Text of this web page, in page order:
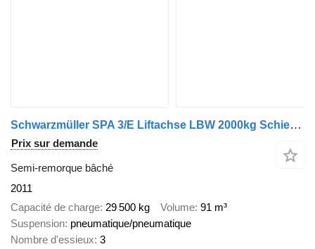
Schwarzmüller SPA 3/E Liftachse LBW 2000kg Schiebeplane 2,70m
Prix sur demande
Semi-remorque bâché
2011
Capacité de charge 29 500 kg Volume 91 m³
Suspension pneumatique/pneumatique
Nombre d'essieux 3